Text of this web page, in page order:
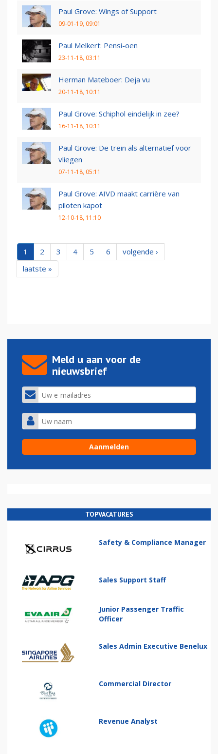
Paul Grove: Wings of Support
09-01-19, 09:01
Paul Melkert: Pensi-oen
23-11-18, 03:11
Herman Mateboer: Deja vu
20-11-18, 10:11
Paul Grove: Schiphol eindelijk in zee?
16-11-18, 10:11
Paul Grove: De trein als alternatief voor
vliegen
07-11-18, 05:11
Paul Grove: AIVD maakt carrière van
piloten kapot
12-10-18, 11:10
1 2 3 4 5 6
volgende ›
laatste »
Meld u aan voor de
nieuwsbrief
TOPVACATURES
Safety & Compliance Manager
Sales Support Staff
Junior Passenger Traffic
Officer
Sales Admin Executive Benelux
Commercial Director
Revenue Analyst